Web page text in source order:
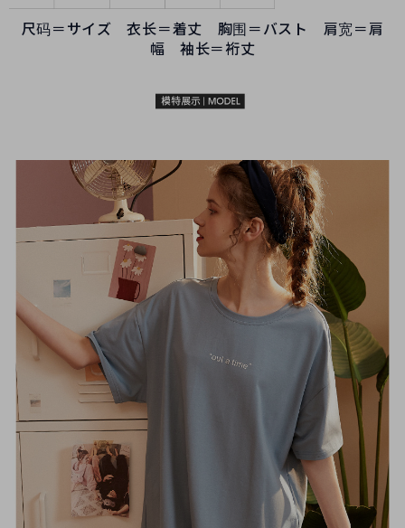
尺码＝サイズ 衣长＝着丈 胸围＝バスト 肩宽＝肩
幅 袖长＝裄丈